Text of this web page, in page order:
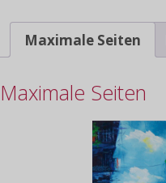
Maximale Seiten
Maximale Seiten